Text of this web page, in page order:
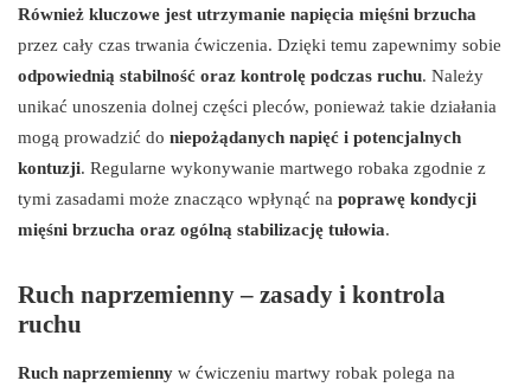
Również kluczowe jest utrzymanie napięcia mięśni brzucha
przez cały czas trwania ćwiczenia. Dzięki temu zapewnimy sobie
odpowiednią stabilność oraz kontrolę podczas ruchu. Należy
unikać unoszenia dolnej części pleców, ponieważ takie działania
mogą prowadzić do niepożądanych napięć i potencjalnych
kontuzji. Regularne wykonywanie martwego robaka zgodnie z
tymi zasadami może znacząco wpłynąć na poprawę kondycji
mięśni brzucha oraz ogólną stabilizację tułowia.
Ruch naprzemienny – zasady i kontrola
ruchu
Ruch naprzemienny w ćwiczeniu martwy robak polega na